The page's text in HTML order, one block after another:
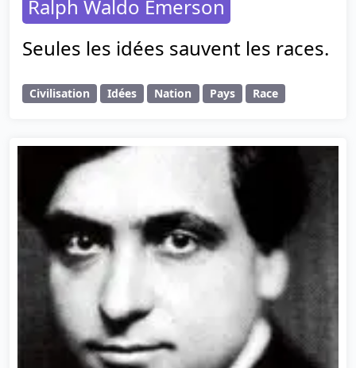
Ralph Waldo Emerson
Seules les idées sauvent les races.
Civilisation Idées Nation Pays Race